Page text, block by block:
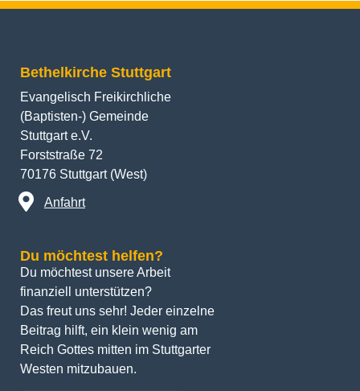
Bethelkirche Stuttgart
Evangelisch Freikirchliche
(Baptisten-) Gemeinde
Stuttgart e.V.
Forststraße 72
70176 Stuttgart (West)
Anfahrt
Du möchtest helfen?
Du möchtest unsere Arbeit
finanziell unterstützen?
Das freut uns sehr! Jeder einzelne
Beitrag hilft, ein klein wenig am
Reich Gottes mitten im Stuttgarter
Westen mitzubauen.